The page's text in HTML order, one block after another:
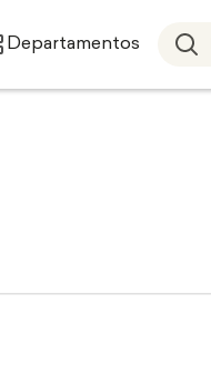
Departamentos